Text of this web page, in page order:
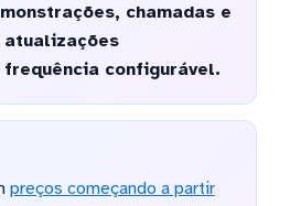
chamadas e
atualizações
configurável.
preços começando a partir